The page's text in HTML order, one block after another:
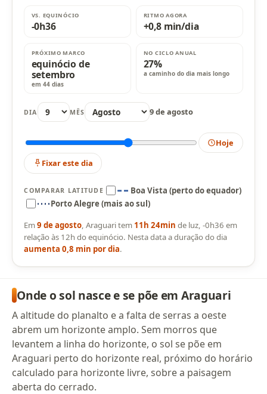
VS. EQUINÓCIO
-0h36
RITMO AGORA
+0,8 min/dia
PRÓXIMO MARCO
equinócio de
setembro
em 44 dias
NO CICLO ANUAL
27%
a caminho do dia mais longo
DIA MÊS 9 de agosto
Hoje
Fixar este dia
COMPARAR LATITUDE
Boa Vista (perto do equador)
Porto Alegre (mais ao sul)
Em9 de agosto, Araguari tem 11h 24min de luz, -0h36 em
relação às 12h do equinócio. Nesta data a duração do dia
aumenta 0,8 min por dia.
Onde o sol nasce e se põe em Araguari
A altitude do planalto e a falta de serras a oeste
abrem um horizonte amplo. Sem morros que
levantem a linha do horizonte, o sol se põe em
Araguari perto do horizonte real, próximo do horário
calculado para horizonte livre, sobre a paisagem
aberta do cerrado.